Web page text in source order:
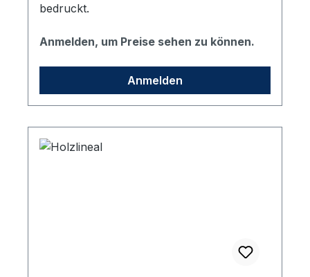
bedruckt.
Anmelden, um Preise sehen zu können.
Anmelden